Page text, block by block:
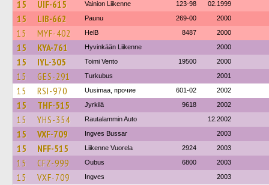
15 UIF-615 Vainion Liikenne 123-98 02.1999
15 LIB-662 Paunu 269-00 2000
15 MYF-402 HelB 8487 2000
15 KYA-761 Hyvinkään Liikenne 2000
15 IYL-305 Toimi Vento 19500 2000
15 GES-291 Turkubus 2001
15 RSI-970 Uusimaa, прочие 601-02 2002
15 THF-515 Jyrkilä 9618 2002
15 YHS-354 Rautalammin Auto 12.2002
15 VXF-709 Ingves Bussar 2003
15 NFF-515 Liikenne Vuorela 2924 2003
15 CFZ-999 Oubus 6800 2003
15 VXF-709 Ingves 2003